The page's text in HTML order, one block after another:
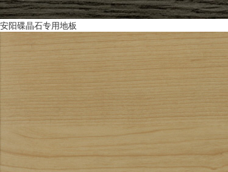
安阳碟晶石专用地板